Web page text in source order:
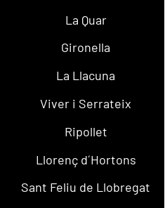
La Quar
Gironella
La Llacuna
Viver i Serrateix
Ripollet
Llorenç d´Hortons
Sant Feliu de Llobregat